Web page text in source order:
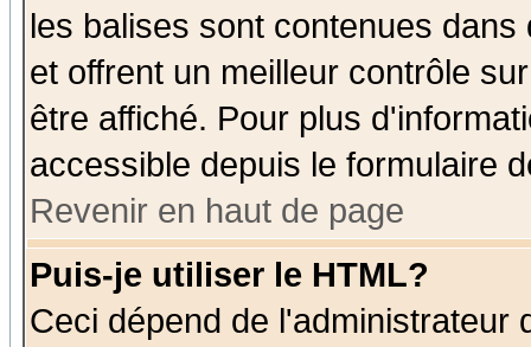
les balises sont contenues
et offrent un meilleur contrôle
être affiché. Pour plus
accessible depuis le formulaire
Revenir en haut de page
Puis-je utiliser le HTML?
Ceci dépend de l'administrateur